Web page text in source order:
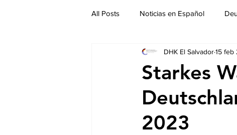
All Posts Noticias en Español
Auschreibungen
Starkes
2023
DHK El Salvador15 feb